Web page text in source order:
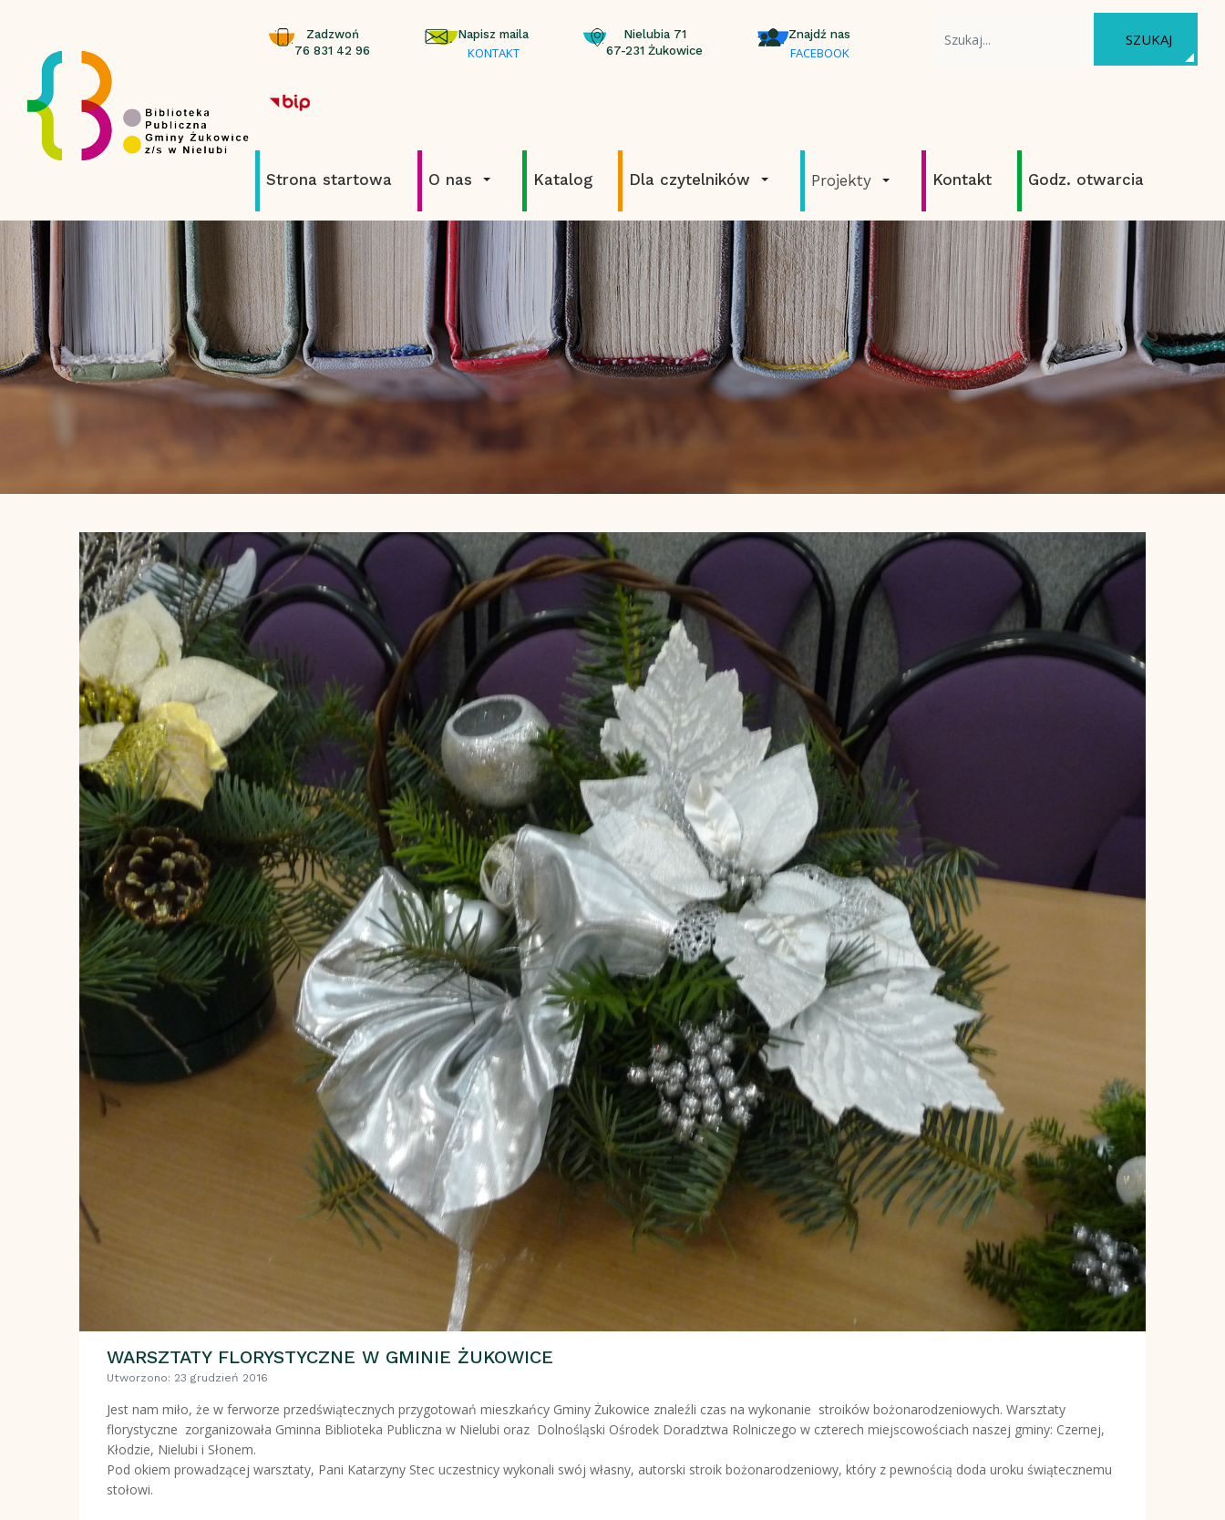
Zadzwoń
76 831 42 96
Napisz maila
KONTAKT
Nielubia 71
67-231 Żukowice
Znajdź nas
FACEBOOK
SZUKAJ
Strona startowa O nas Katalog Dla czytelników Projekty Kontakt Godz. otwarcia
WARSZTATY FLORYSTYCZNE W GMINIE ŻUKOWICE
Utworzono: 23 grudzień 2016
Jest nam miło, że w ferworze przedświątecznych przygotowań mieszkańcy Gminy Żukowice znaleźli czas na wykonanie stroików bożonarodzeniowych. Warsztaty
florystyczne zorganizowała Gminna Biblioteka Publiczna w Nielubi oraz Dolnośląski Ośrodek Doradztwa Rolniczego w czterech miejscowościach naszej gminy: Czernej,
Kłodzie, Nielubi i Słonem.
Pod okiem prowadzącej warsztaty, Pani Katarzyny Stec uczestnicy wykonali swój własny, autorski stroik bożonarodzeniowy, który z pewnością doda uroku świątecznemu
stołowi.